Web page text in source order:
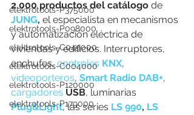
elektrotools-P375000
elektrotools-P098000
elektrotools-C049000
elektrotools-C004000
elektrotools-P120000
elektrotools-P179000
2.000 productos del catálogo de
JUNG, el especialista en mecanismos
y automatización eléctrica de
viviendas y edificios. Interruptores,
enchufes, controles KNX,
videoporteros, Smart Radio DAB+,
cargadores USB, luminarias
Plug&Light, las series LS 990, LS